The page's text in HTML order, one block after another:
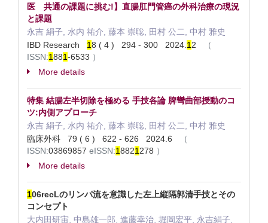
医 共通の課題に挑む!】直腸肛門管癌の外科治療の現況
と課題
永吉 絹子, 水内 祐介, 藤本 崇聡, 田村 公二, 中村 雅史
IBD Research 18 ( 4 ) 294 - 300 2024. 1 2
（
ISSN:1881-6533 ）
More details
特集 結腸左半切除を極める 手技各論 脾彎曲部授動のコ
ツ:内側アプローチ
永吉 絹子, 水内 祐介, 藤本 崇聡, 田村 公二, 中村 雅史
臨床外科 79 ( 6 ) 622 - 626 2024.6
（
ISSN:03869857 eISSN:18821 278 ）
More details
106recLのリンパ流を意識した左上縦隔郭清手技とその
コンセプト
大内田研宙, 中島雄一郎, 進藤幸治, 堀岡宏平, 永吉絹子,